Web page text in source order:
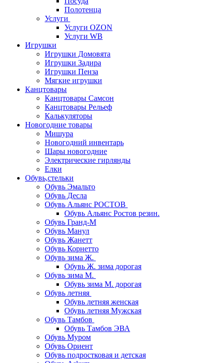
Полотенца
Услуги
Услуги OZON
Услуги WB
Игрушки
Игрушки Домовята
Игрушки Задира
Игрушки Пенза
Мягкие игрушки
Канцтовары
Канцтовары Самсон
Канцтовары Рельеф
Калькуляторы
Новогодние товары
Мишура
Новогодний инвентарь
Шары новогодние
Электрические гирлянды
Елки
Обувь,стельки
Обувь Эмальто
Обувь Десла
Обувь Альянс РОСТОВ
Обувь Альянс Ростов резин.
Обувь Гранд-М
Обувь Манул
Обувь Жанетт
Обувь Корнетто
Обувь зима Ж.
Обувь Ж. зима дорогая
Обувь зима М.
Обувь зима М. дорогая
Обувь летняя
Обувь летняя женская
Обувь летняя Мужская
Обувь Тамбов
Обувь Тамбов ЭВА
Обувь Муром
Обувь Ориент
Обувь подростковая и детская